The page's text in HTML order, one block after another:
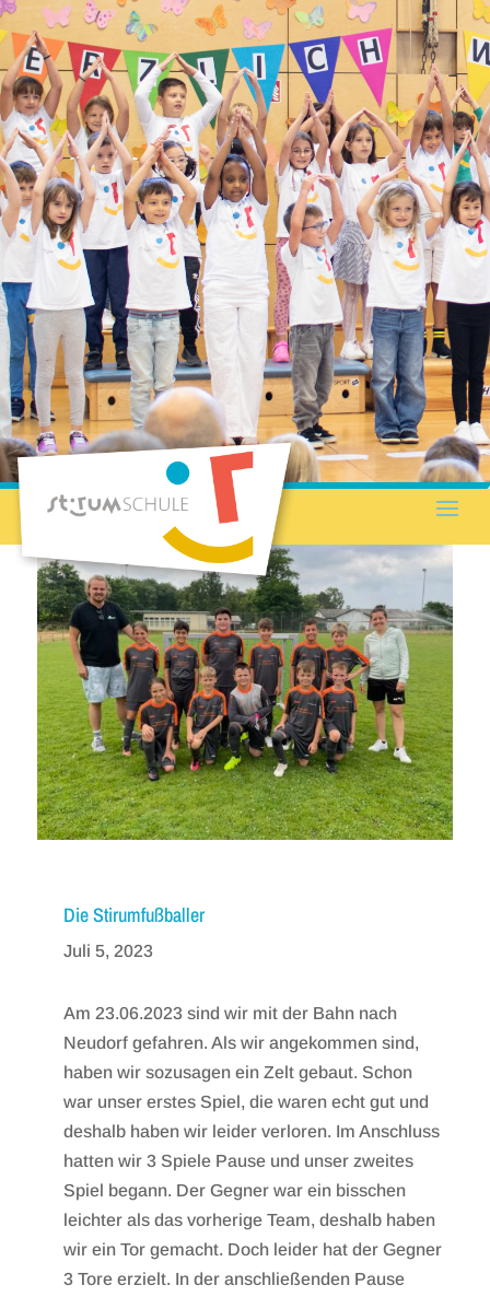
Die Stirumfußballer
Juli 5, 2023
Am 23.06.2023 sind wir mit der Bahn nach
Neudorf gefahren. Als wir angekommen sind,
haben wir sozusagen ein Zelt gebaut. Schon
war unser erstes Spiel, die waren echt gut und
deshalb haben wir leider verloren. Im Anschluss
hatten wir 3 Spiele Pause und unser zweites
Spiel begann. Der Gegner war ein bisschen
leichter als das vorherige Team, deshalb haben
wir ein Tor gemacht. Doch leider hat der Gegner
3 Tore erzielt. In der anschließenden Pause